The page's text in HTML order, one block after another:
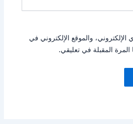
والموقع الإلكتروني في
المرة المقبلة في تعليقي.